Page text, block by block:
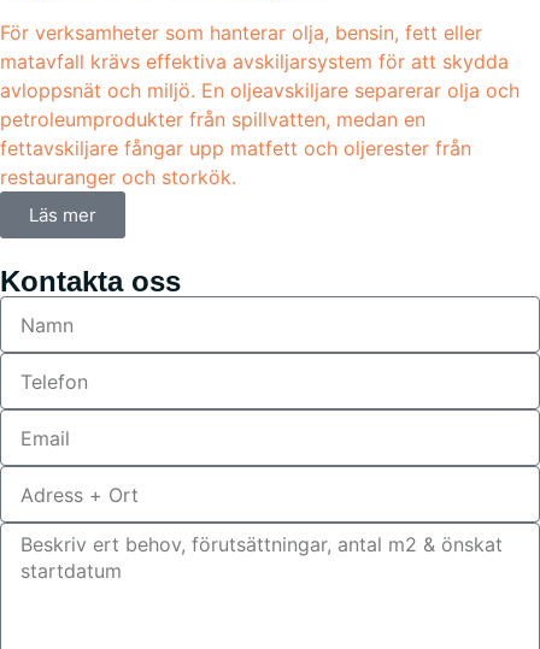
För verksamheter som hanterar olja, bensin, fett eller
matavfall krävs effektiva avskiljarsystem för att skydda
avloppsnät och miljö. En oljeavskiljare separerar olja och
petroleumprodukter från spillvatten, medan en
fettavskiljare fångar upp matfett och oljerester från
restauranger och storkök.
Läs mer
Kontakta oss